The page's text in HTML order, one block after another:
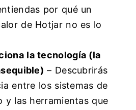
por qué un
de Hotjar no es lo
la tecnología (la
– Descubrirás
entre los sistemas de
y las herramientas que